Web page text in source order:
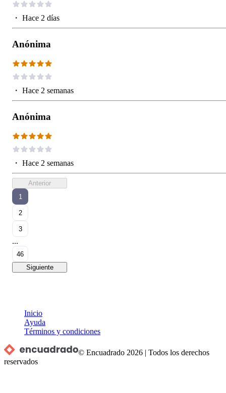
・ Hace 2 días
Anónima
・ Hace 2 semanas
Anónima
・ Hace 2 semanas
Anterior
1
2
3
...
46
Siguiente
Inicio
Ayuda
Términos y condiciones
© Encuadrado 2026 |Todos los derechos
reservados